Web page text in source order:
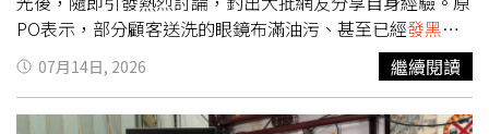
有趣的是，張勝豐也是郭台銘與曾馨瑩這段緣份的「幕後功
臣」之一。他透露曾馨瑩當年剛畢業就與他合作，因氣質出
眾成為舞蹈團台柱，大家都稱她為「仙女」，多場大型演唱
會的女主角非曾馨瑩莫屬。當初鴻海尾牙原本要找張勝豐教
PO表示，部分顧客送洗的眼鏡布滿油污、甚至已經發黑，
就連外表光鮮亮麗的女生，眼鏡上的污垢也常厚到要用
「挖」的程度。（圖／翻攝自Threads）該名網友在貼文中
感嘆，許多台灣人對於眼鏡的使用習慣與衛生狀況差異很
07月14日, 2026 繼續閱讀